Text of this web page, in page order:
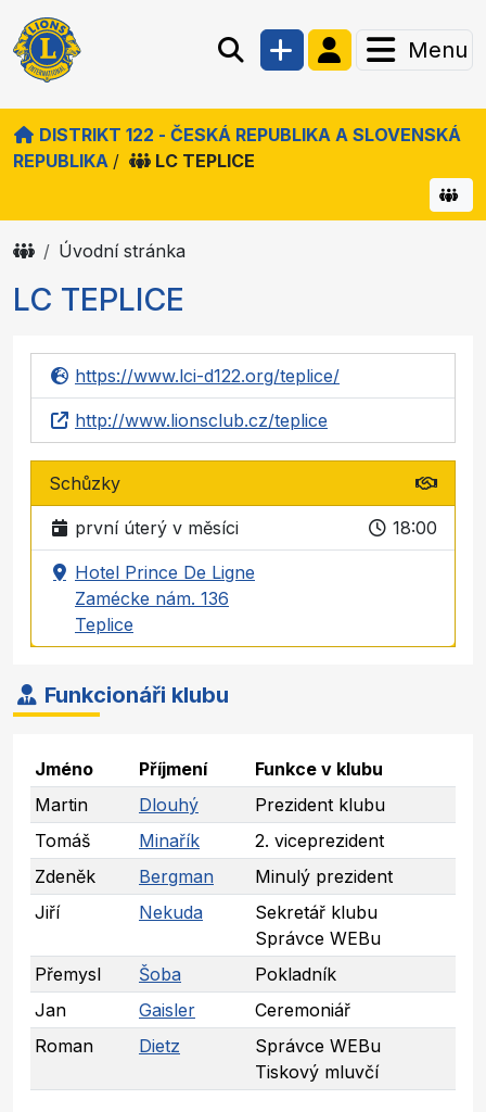
Menu
DISTRIKT 122 - ČESKÁ REPUBLIKA A SLOVENSKÁ
REPUBLIKA / LC TEPLICE
Úvodní stránka
LC TEPLICE
https://www.lci-d122.org/teplice/
http://www.lionsclub.cz/teplice
Schůzky
první úterý v měsíci 18:00
Hotel Prince De Ligne
Zamécke nám. 136
Teplice
Funkcionáři klubu
Jméno Příjmení
Funkce v klubu
Martin
Dlouhý
Prezident klubu
Tomáš
Minařík
2. viceprezident
Zdeněk
Bergman
Minulý prezident
Jiří
Nekuda
Sekretář klubu
Správce WEBu
Přemysl
Šoba
Pokladník
Jan
Gaisler
Ceremoniář
Roman
Dietz
Správce WEBu
Tiskový mluvčí